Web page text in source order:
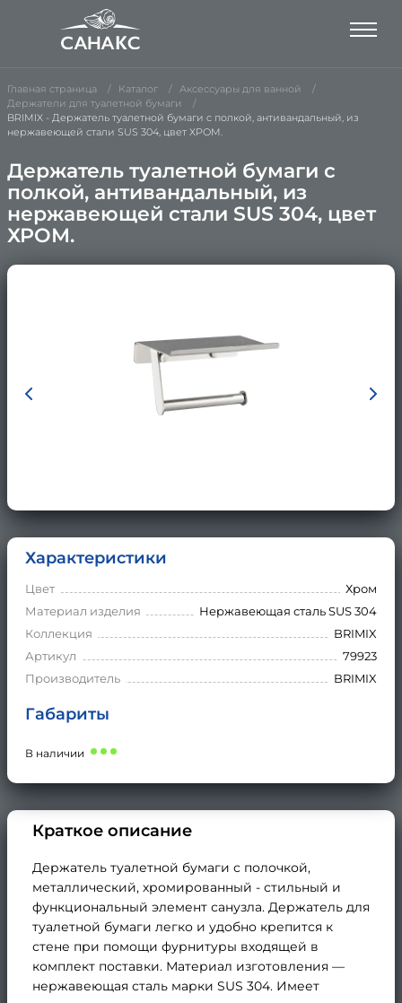
Главная страница Каталог
Аксессуары для ванной
Держатели для туалетной бумаги
BRIMIX - Держатель туалетной бумаги c полкой, антивандальный, из
нержавеющей стали SUS 304, цвет ХРОМ.
Держатель туалетной бумаги c
полкой, антивандальный, из
нержавеющей стали SUS 304, цвет
ХРОМ.
Характеристики
Цвет
Хром
Материал изделия
Нержавеющая сталь SUS 304
Коллекция
BRIMIX
Артикул
79923
Производитель
BRIMIX
Габариты
В наличии
Краткое описание
Держатель туалетной бумаги с полочкой,
металлический, хромированный - стильный и
функциональный элемент санузла. Держатель для
туалетной бумаги легко и удобно крепится к
стене при помощи фурнитуры входящей в
комплект поставки. Материал изготовления —
нержавеющая сталь марки SUS 304. Имеет